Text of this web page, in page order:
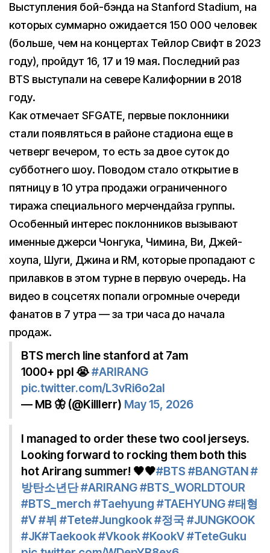
Выступления бой-бэнда на Stanford Stadium, на
которых суммарно ожидается 150 000 человек
(больше, чем на концертах Тейлор Свифт в 2023
году), пройдут 16, 17 и 19 мая. Последний раз
BTS выступали на севере Калифорнии в 2018
году.
Как отмечает SFGATE, первые поклонники
стали появляться в районе стадиона еще в
четверг вечером, то есть за двое суток до
субботнего шоу. Поводом стало открытие в
пятницу в 10 утра продажи ограниченного
тиража специального мерчендайза группы.
Особенный интерес поклонников вызывают
именные джерси Чонгука, Чимина, Ви, Джей-
хоупа, Шуги, Джина и RM, которые пропадают с
прилавков в этом турне в первую очередь. На
видео в соцсетях попали огромные очереди
фанатов в 7 утра — за три часа до начала
продаж.
BTS merch line stanford at 7am
1000+ ppl 😭#ARIRANG
pic.twitter.com/L3vRi6o2aI
— MB 🦋 (@KillIerr) May 15, 2026
I managed to order these two cool jerseys.
Looking forward to rocking them both this
hot Arirang summer! 🖤🖤#BTS #BANGTAN#
방탄소년단#ARIRANG#BTS_WORLDTOUR
#BTS_merch #Taehyung #TAEHYUNG#태형
#V#뷔 #Tete#Jungkook#정국#JUNGKOOK
#JK#Taekook#Vkook#KookV#TeteGuku